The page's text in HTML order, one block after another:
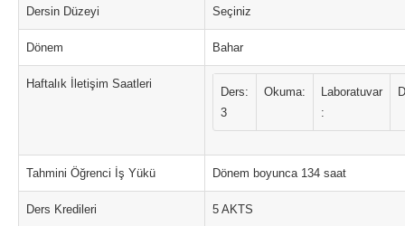
Dersin Düzeyi Seçiniz
Dönem Bahar
Haftalık İletişim Saatleri
Ders:
3
Okuma:
Laboratuvar
:
Tahmini Öğrenci İş Yükü Dönem boyunca 134 saat
Ders Kredileri 5 AKTS